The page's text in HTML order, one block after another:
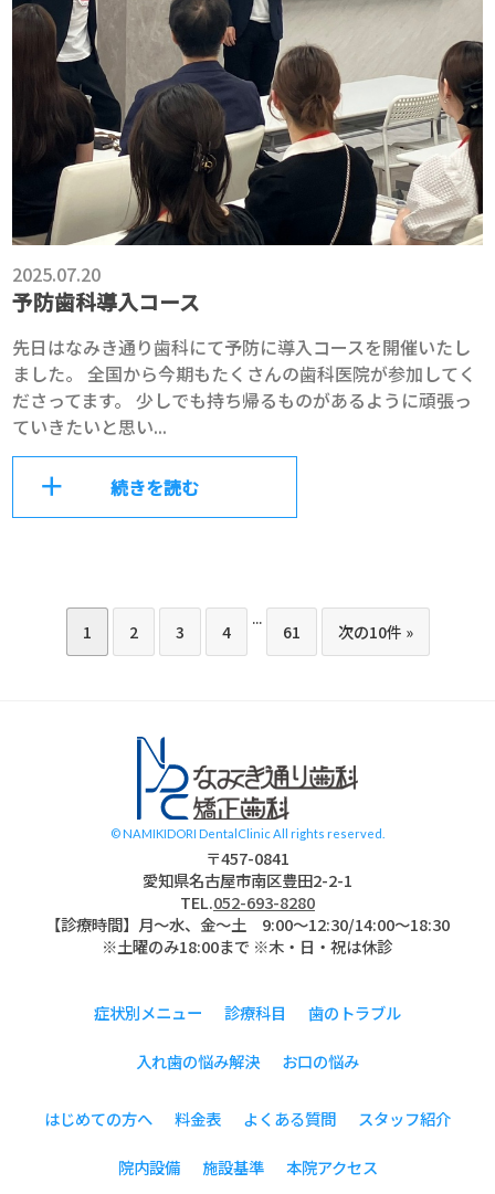
2025.07.20
予防歯科導入コース
先日はなみき通り歯科にて予防に導入コースを開催いたし
ました。 全国から今期もたくさんの歯科医院が参加してく
ださってます。 少しでも持ち帰るものがあるように頑張っ
ていきたいと思い...
続きを読む
1 2 3 4
...
61 次の10件 »
© NAMIKIDORI DentalClinic All rights reserved.
〒457-0841
愛知県名古屋市南区豊田2-2-1
TEL.052-693-8280
【診療時間】月〜水、金～土 9:00〜12:30/14:00～18:30
※土曜のみ18:00まで ※木・日・祝は休診
症状別メニュー 診療科目 歯のトラブル
入れ歯の悩み解決 お口の悩み
はじめての方へ 料金表 よくある質問 スタッフ紹介
院内設備 施設基準 本院アクセス